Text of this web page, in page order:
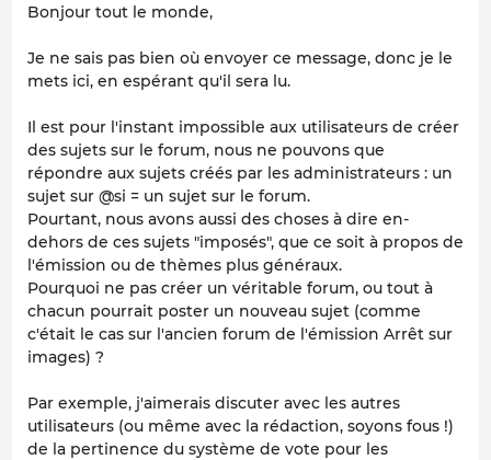
Bonjour tout le monde,
Je ne sais pas bien où envoyer ce message, donc je le
mets ici, en espérant qu'il sera lu.
Il est pour l'instant impossible aux utilisateurs de créer
des sujets sur le forum, nous ne pouvons que
répondre aux sujets créés par les administrateurs : un
sujet sur @si = un sujet sur le forum.
Pourtant, nous avons aussi des choses à dire en-
dehors de ces sujets "imposés", que ce soit à propos de
l'émission ou de thèmes plus généraux.
Pourquoi ne pas créer un véritable forum, ou tout à
chacun pourrait poster un nouveau sujet (comme
c'était le cas sur l'ancien forum de l'émission Arrêt sur
images) ?
Par exemple, j'aimerais discuter avec les autres
utilisateurs (ou même avec la rédaction, soyons fous !)
de la pertinence du système de vote pour les